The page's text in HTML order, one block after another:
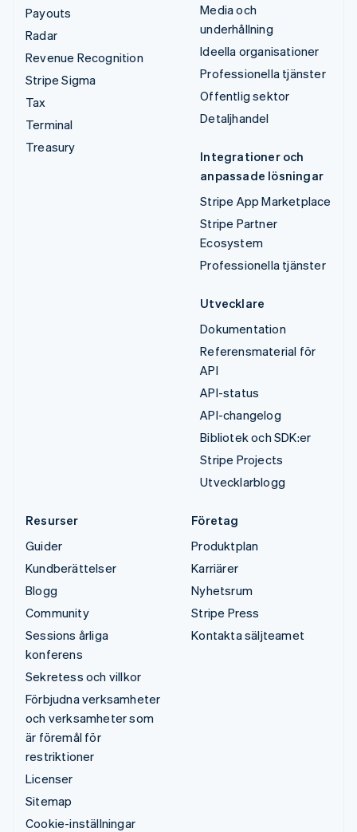
Payouts
Radar
Revenue Recognition
Stripe Sigma
Tax
Terminal
Treasury
Media och
underhållning
Ideella organisationer
Professionella tjänster
Offentlig sektor
Detaljhandel
Integrationer och
anpassade lösningar
Stripe App Marketplace
Stripe Partner
Ecosystem
Professionella tjänster
Utvecklare
Dokumentation
Referensmaterial för
API
API-status
API-changelog
Bibliotek och SDK:er
Stripe Projects
Utvecklarblogg
Resurser
Guider
Kundberättelser
Blogg
Community
Sessions årliga
konferens
Sekretess och villkor
Förbjudna verksamheter
och verksamheter som
är föremål för
restriktioner
Licenser
Sitemap
Cookie-inställningar
Företag
Produktplan
Karriärer
Nyhetsrum
Stripe Press
Kontakta säljteamet